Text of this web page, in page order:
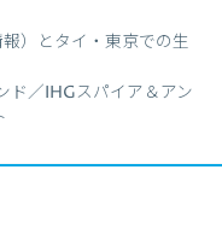
）とタイ・東京での生
ド／IHGスパイア＆アン